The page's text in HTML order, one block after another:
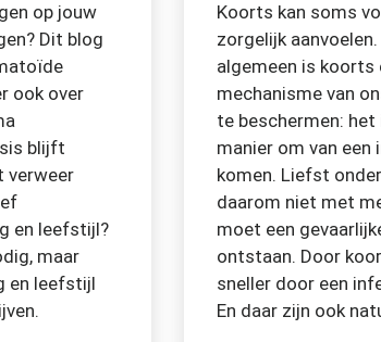
op jouw
Dit blog
ook over
blijft
verweer
en leefstijl?
maar
en leefstijl
Koorts kan soms
zorgelijk
algemeen is koorts
mechanisme van
te beschermen:
manier om van
komen. Liefst
daarom niet met
moet een
ontstaan. Door
sneller door een
En daar zijn ook